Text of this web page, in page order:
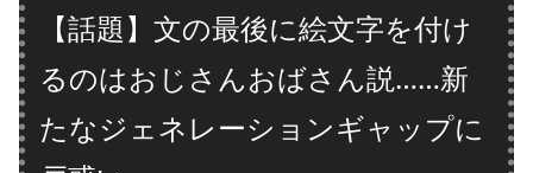
【話題】文の最後に絵文字を付け
るのはおじさんおばさん説……新
たなジェネレーションギャップに